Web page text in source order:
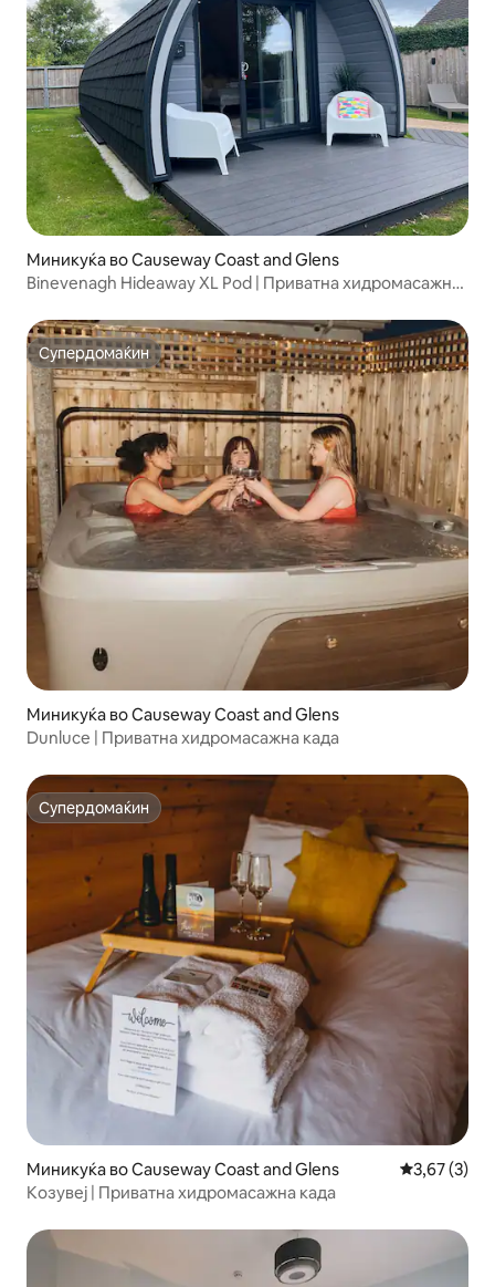
Миникуќа во Causeway Coast and Glens
Binevenagh Hideaway XL Pod | Приватна хидромасажна
Супердомаќин
Супердомаќин
Миникуќа во Causeway Coast and Glens
Dunluce | Приватна хидромасажна када
Супердомаќин
Супердомаќин
Миникуќа во Causeway Coast and Glens Просечна
3,67 (3)
Козувеј | Приватна хидромасажна када